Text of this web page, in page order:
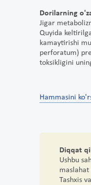
Dorilarning
Jigar
Quyida
kamaytirishi
perforatum)
toksikligini
Hammasini
Diqqat
Ushbu
Tashxis